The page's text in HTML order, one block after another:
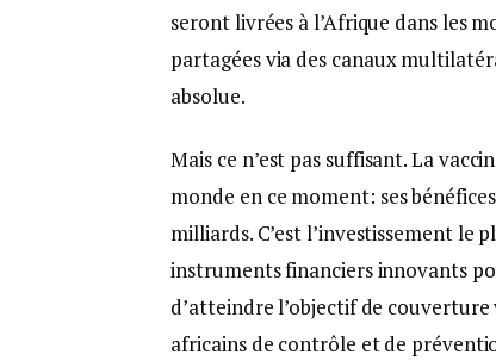
seront livrées à l’Afrique dans les
partagées via des canaux
absolue.
Mais ce n’est pas suffisant. La
monde en ce moment: ses
milliards. C’est l’investissement le
instruments financiers innovants
d’atteindre l’objectif de couverture
africains de contrôle et de